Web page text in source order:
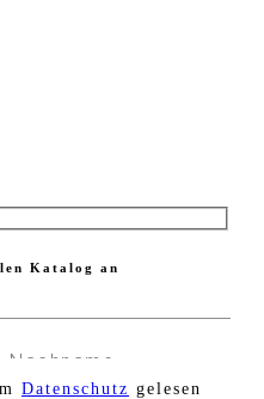
Katalog an
Datenschutz gelesen